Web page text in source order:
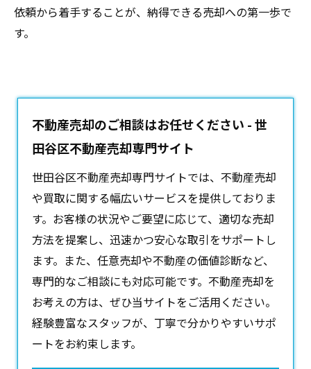
依頼から着手することが、納得できる売却への第一歩で
す。
不動産売却のご相談はお任せください - 世
田谷区不動産売却専門サイト
世田谷区不動産売却専門サイトでは、 不動産売却
や買取に関する幅広いサービスを提供しておりま
す。お客様の状況やご要望に応じて、適切な売却
方法を提案し、迅速かつ安心な取引をサポートし
ます。また、任意売却や不動産の価値診断など、
専門的なご相談にも対応可能です。不動産売却を
お考えの方は、ぜひ当サイトをご活用ください。
経験豊富なスタッフが、丁寧で分かりやすいサポ
ートをお約束します。